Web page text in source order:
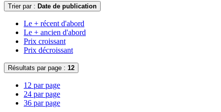
Trier par : Date de publication
Le + récent d'abord
Le + ancien d'abord
Prix croissant
Prix décroissant
Résultats par page : 12
12 par page
24 par page
36 par page